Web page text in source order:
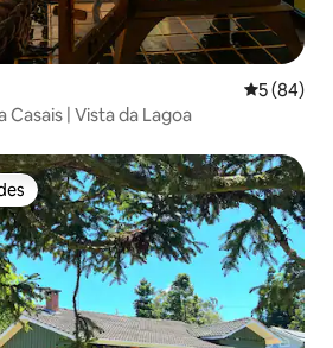
5 de uma
5 (84)
| Vista da Lagoa